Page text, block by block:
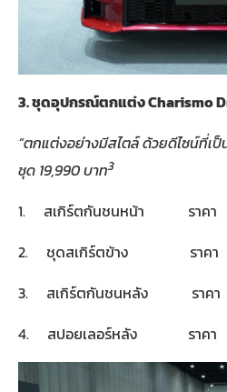
3.ชุดอุปกรณ์ตกแต่งCharismo
“ตกแต่งอย่างมีสไตล์ ด้วยดีไซน์ที่เ
ชุด 19,990บาท3
1. สเกิร์ตกันชนหน้า ราคา
2. ชุดสเกิร์ตข้าง ราคา
3. สเกิร์ตกันชนหลัง ราคา
4. สปอยเลอร์หลัง ราคา